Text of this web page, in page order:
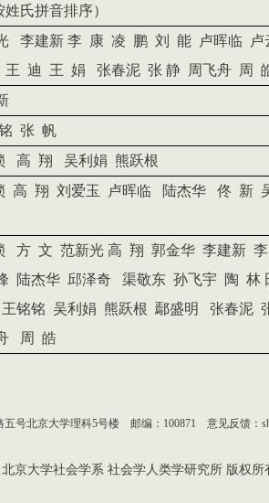
氏拼音排序）
李建新 李 康 凌 鹏 刘 能 卢晖临 卢
王 迪 王 娟 张春泥 张 静 周飞舟 周
张 帆
高 翔 吴利娟 熊跃根
高 翔 刘爱玉 卢晖临 陆杰华 佟 新
方 文 范新光 高 翔 郭金华 李建新 李
陆杰华 邱泽奇 渠敬东 孙飞宇 陶 林
王铭铭 吴利娟 熊跃根 鄢盛明 张春泥
周 皓
五号北京大学理科5号楼 邮编：100871 意见反馈：
北京大学社会学系 社会学人类学研究所 版权所